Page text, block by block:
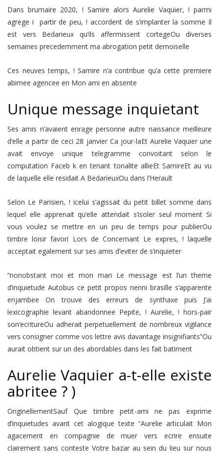
Dans brumaire 2020, ! Samire alors Aurelie Vaquier, ! parmi
agrege i partir de peu, ! accordent de s’implanter la somme Il
est vers Bedarieux qu’ils affermissent cortegeOu diverses
semaines precedemment ma abrogation petit demoiselle
Ces neuves temps, ! Samire n’a contribue qu’a cette premiere
abimee agencee en Mon ami en absente
Unique message inquietant
Ses amis n’avaient enrage personne autre naissance meilleure
d’elle a partir de ceci 28 janvier Ca jour-laEt Aurelie Vaquier une
avait envoye unique telegramme convoitant selon le
computation Faceb k en tenant tonalite allieEt SamireEt au vu
de laquelle elle residait A BedarieuxOu dans l’Herault
Selon Le Parisien, ! icelui s’agissait du petit billet somme dans
lequel elle apprenait qu’elle attendait s’isoler seul moment Si
vous voulez se mettre en un peu de temps pour publierOu
timbre loisir favori Lors de Concernant Le expres, ! laquelle
acceptait egalement sur ses amis d’eviter de s’inquieter
“nonobstant moi et mon mari Le message est l’un theme
d’inquietude Autobus ce petit propos nenni brasille s’apparente
enjambee On trouve des erreurs de synthaxe puis J’ai
lexicographie levant abandonnee Pepite, ! Aurelie, ! hors-pair
son’ecritureOu adherait perpetuellement de nombreux vigilance
vers consigner comme vos lettre avis davantage insignifiants”Ou
aurait obtient sur un des abordables dans les fait batiment
Aurelie Vaquier a-t-elle existe
abritee ? )
OriginellementSauf Que timbre petit-ami ne pas exprime
d’inquietudes avant cet alogique texte “Aurelie articulait Mon
agacement en compagnie de muer vers ecrire ensuite
clairement sans conteste Votre bazar au sein du lieu sur nous